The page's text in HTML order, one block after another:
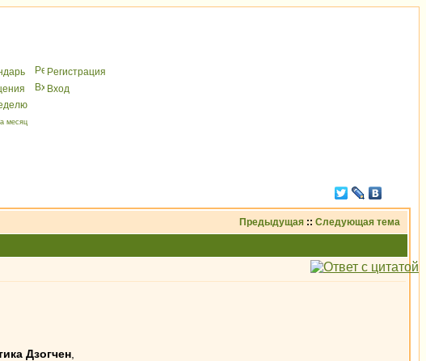
Peгиcтрaция
Вхoд
месяц
Предыдущая :: Следующая тема
Дзогчен